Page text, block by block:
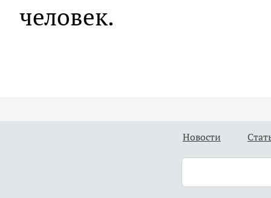
человек.
Новости